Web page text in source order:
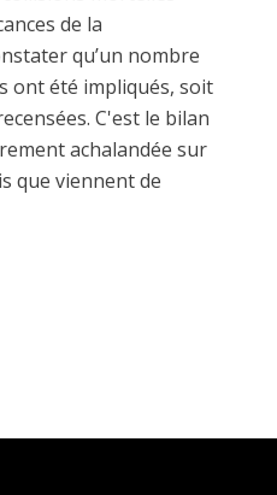
de la
qu’un nombre
ont été impliqués, soit
C'est le bilan
achalandée sur
que viennent de